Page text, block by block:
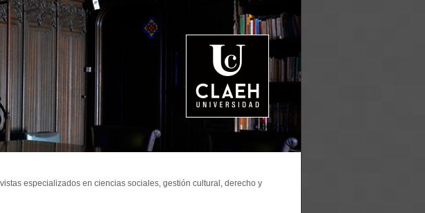
especializados en ciencias sociales, gestión cultural, derecho y